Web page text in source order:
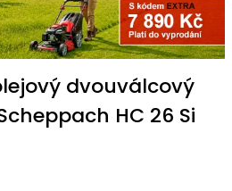
dvouválcový
HC 26 Si